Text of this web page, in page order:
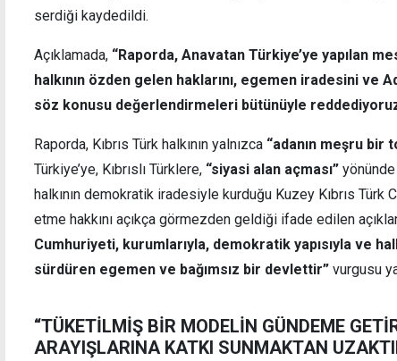
serdiği kaydedildi.
Açıklamada, “Raporda, Anavatan Türkiye’ye yapılan
halkının özden gelen haklarını, egemen iradesini ve
söz konusu değerlendirmeleri bütünüyle
Raporda, Kıbrıs Türk halkının yalnızca “adanın meşru bir
Türkiye’ye, Kıbrıslı Türklere, “siyasi alan açması” yönünde
halkının demokratik iradesiyle kurduğu Kuzey Kıbrıs
etme hakkını açıkça görmezden geldiği ifade edilen
Cumhuriyeti, kurumlarıyla, demokratik yapısıyla ve
sürdüren egemen ve bağımsız bir devlettir” vurgusu
“TÜKETİLMİŞ BİR MODELİN GÜNDEME
ARAYIŞLARINA KATKI SUNMAKTAN